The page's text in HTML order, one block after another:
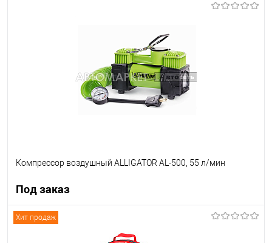
Компрессор воздушный ALLIGATOR AL-500, 55 л/мин
Под заказ
Хит продаж